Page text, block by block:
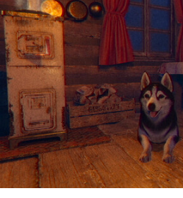
¿Todavía
El inicio de sesión con
disponible, pero
de 3DJuegos:
Recupera tu
carácter inicial), pero no
o caracteres especiales.
He leído y acepto
de participación
Registrarse en
Entra